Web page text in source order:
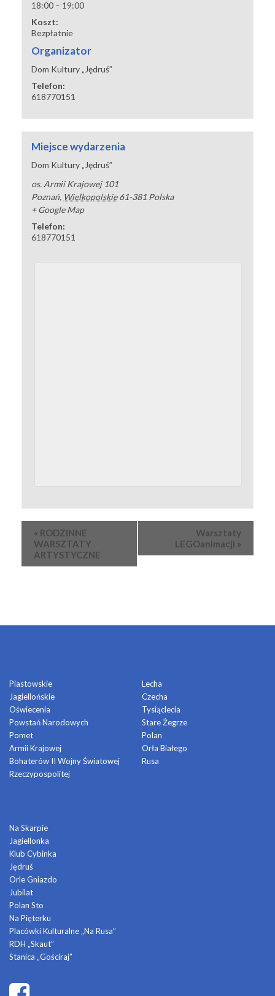
18:00 – 19:00
Koszt:
Bezpłatnie
Organizator
Dom Kultury „Jędruś”
Telefon:
618770151
Miejsce wydarzenia
Dom Kultury „Jędruś”
os. Armii Krajowej 101
Poznań, Wielkopolskie 61-381 Polska
+ Google Map
Telefon:
618770151
Wydarzenie
Nawigacja
« RODZINNE
WARSZTATY
ARTYSTYCZNE
Warsztaty
LEGOanimacji »
Piastowskie
Jagiellońskie
Oświecenia
Powstań Narodowych
Pomet
Armii Krajowej
Bohaterów II Wojny Światowej
Rzeczypospolitej
Lecha
Czecha
Tysiąclecia
Stare Żegrze
Polan
Orła Białego
Rusa
Na Skarpie
Jagiellonka
Klub Cybinka
Jędruś
Orle Gniazdo
Jubilat
Polan Sto
Na Pięterku
Placówki Kulturalne „Na Rusa”
RDH „Skaut”
Stanica „Gościraj”